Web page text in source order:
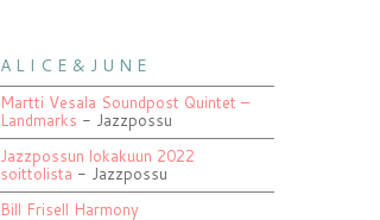
A L I C E & J U N E
Martti Vesala Soundpost Quintet –
Landmarks - Jazzpossu
Jazzpossun lokakuun 2022
soittolista - Jazzpossu
Bill Frisell Harmony